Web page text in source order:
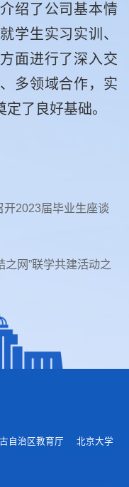
绍了公司基本情
学生实习实训、
面进行了深入交
多领域合作，实
了良好基础。
2023届毕业生座谈
之网”联学共建活动之
自治区教育厅
北京大学